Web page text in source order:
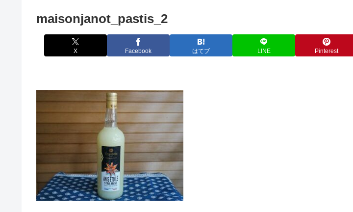
maisonjanot_pastis_2
X Facebook はてブ LINE Pinterest